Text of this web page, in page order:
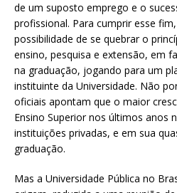
de um suposto emprego e o
profissional. Para cumprir esse
possibilidade de se quebrar o
ensino, pesquisa e extensão, em
na graduação, jogando para um
instituinte da Universidade. Não
oficiais apontam que o maior
Ensino Superior nos últimos anos
instituições privadas, e em sua
graduação.
Mas a Universidade Pública no